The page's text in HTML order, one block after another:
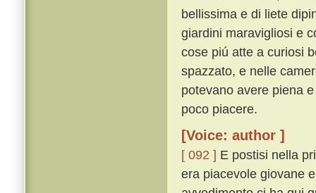
bellissima e di liete
giardini maravigliosi e
cose piú atte a curiosi
spazzato, e nelle
potevano avere piena
poco piacere.
[Voice: author ]
[ 092 ] E postisi nella
era piacevole giovane